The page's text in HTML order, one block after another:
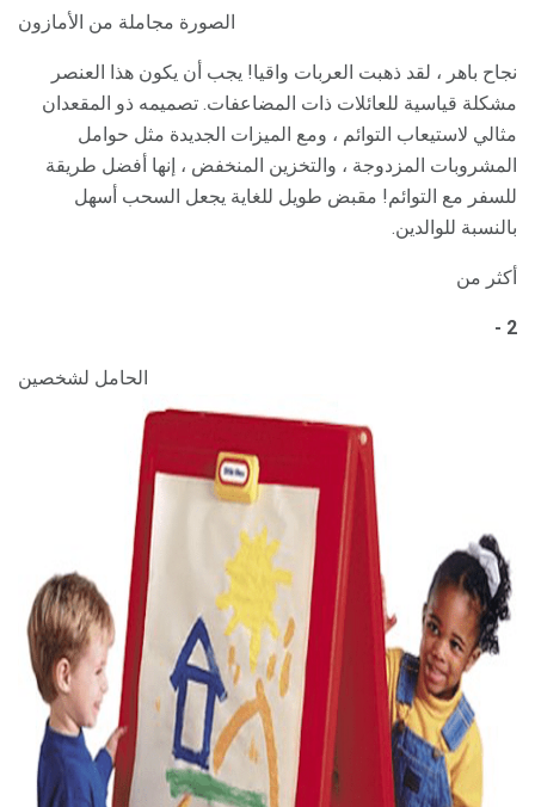
الصورة مجاملة من الأمازون
نجاح باهر ، لقد ذهبت العربات واقيا! يجب أن يكون هذا العنصر
مشكلة قياسية للعائلات ذات المضاعفات. تصميمه ذو المقعدان
مثالي لاستيعاب التوائم ، ومع الميزات الجديدة مثل حوامل
المشروبات المزدوجة ، والتخزين المنخفض ، إنها أفضل طريقة
للسفر مع التوائم! مقبض طويل للغاية يجعل السحب أسهل
بالنسبة للوالدين.
أكثر من
2 -
الحامل لشخصين